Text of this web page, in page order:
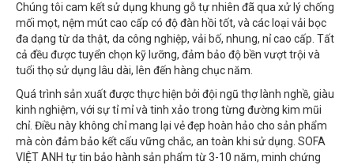
Chúng tôi cam kết sử dụng khung gỗ tự nhiên đã qua xử lý chống
mối mọt, nệm mút cao cấp có độ đàn hồi tốt, và các loại vải bọc
đa dạng từ da thật, da công nghiệp, vải bố, nhung, nỉ cao cấp. Tất
cả đều được tuyển chọn kỹ lưỡng, đảm bảo độ bền vượt trội và
tuổi thọ sử dụng lâu dài, lên đến hàng chục năm.
Quá trình sản xuất được thực hiện bởi đội ngũ thợ lành nghề, giàu
kinh nghiệm, với sự tỉ mỉ và tinh xảo trong từng đường kim mũi
chỉ. Điều này không chỉ mang lại vẻ đẹp hoàn hảo cho sản phẩm
mà còn đảm bảo kết cấu vững chắc, an toàn khi sử dụng. SOFA
VIỆT ANH tự tin bảo hành sản phẩm từ 3-10 năm, minh chứng